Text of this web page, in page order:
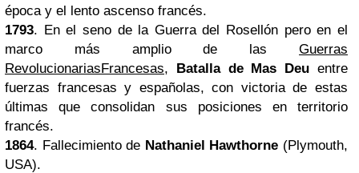
época y el lento ascenso francés.
1793. En el seno de la Guerra del Rosellón pero en el
marco más amplio de las Guerras
RevolucionariasFrancesas, Batalla de Mas Deu entre
fuerzas francesas y españolas, con victoria de estas
últimas que consolidan sus posiciones en territorio
francés.
1864. Fallecimiento de Nathaniel Hawthorne (Plymouth,
USA).